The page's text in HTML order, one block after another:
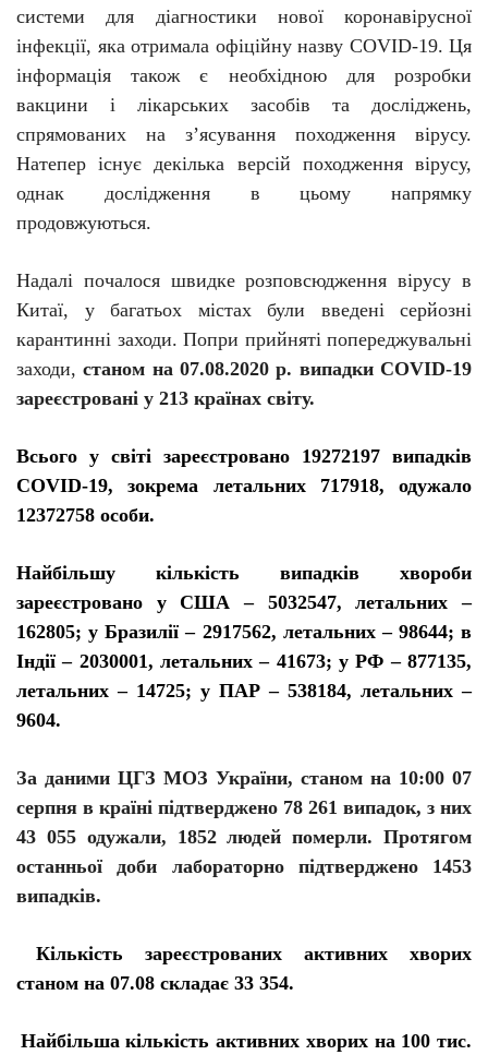
системи для діагностики нової коронавірусної
інфекції, яка отримала офіційну назву COVID-19. Ця
інформація також є необхідною для розробки
вакцини і лікарських засобів та досліджень,
спрямованих на з’ясування походження вірусу.
Натепер існує декілька версій походження вірусу,
однак дослідження в цьому напрямку
продовжуються.
Надалі почалося швидке розповсюдження вірусу в
Китаї, у багатьох містах були введені серйозні
карантинні заходи. Попри прийняті попереджувальні
заходи,станом на 07.08.2020 р. випадки COVID-19
зареєстровані у 213 країнах світу.
Всього у світі зареєстровано 19272197 випадків
COVID-19, зокрема летальних 717918, одужало
12372758 особи.
Найбільшу кількість випадків хвороби
зареєстровано у США – 5032547, летальних –
162805; у Бразилії – 2917562, летальних – 98644; в
Індії – 2030001, летальних – 41673; у РФ – 877135,
летальних – 14725; у ПАР – 538184, летальних –
9604.
За даними ЦГЗ МОЗ України, станом на 10:00 07
серпня в країні підтверджено 78 261 випадок, з них
43 055 одужали, 1852 людей померли. Протягом
останньої доби лабораторно підтверджено 1453
випадків.
Кількість зареєстрованих активних хворих
станом на 07.08 складає 33 354.
Найбільша кількість активних хворих на 100 тис.